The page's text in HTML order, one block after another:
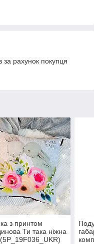
рахунок покупця
з принтом
Ти така ніжна